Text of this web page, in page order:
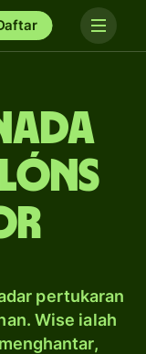
pertukaran
Wise ialah